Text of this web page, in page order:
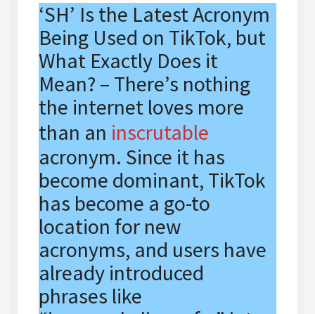
‘SH’ Is the Latest Acronym
Being Used on TikTok, but
What Exactly Does it
Mean? – There’s nothing
the internet loves more
than an inscrutable
acronym. Since it has
become dominant, TikTok
has become a go-to
location for new
acronyms, and users have
already introduced
phrases like